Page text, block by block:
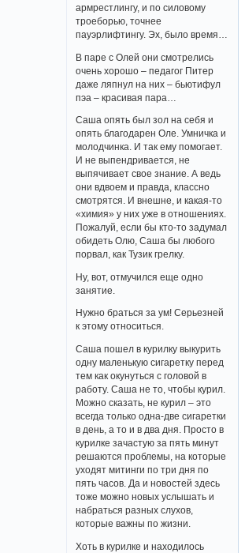
армрестлингу, и по силовому
троеборью, точнее
пауэрлифтингу. Эх, было время…
В паре с Олей они смотрелись
очень хорошо – педагог Питер
даже ляпнул на них – бьютифул
пэа – красивая пара…
Саша опять был зол на себя и
опять благодарен Оле. Умничка и
молодчинка. И так ему помогает.
И не выпендривается, не
выпячивает свое знание. А ведь
они вдвоем и правда, классно
смотрятся. И внешне, и какая-то
«химия» у них уже в отношениях.
Пожалуй, если бы кто-то задумал
обидеть Олю, Саша бы любого
порвал, как Тузик грелку.
Ну, вот, отмучился еще одно
занятие.
Нужно браться за ум! Серьезней
к этому относиться.
Саша пошел в курилку выкурить
одну маленькую сигаретку перед
тем как окунуться с головой в
работу. Саша не то, чтобы курил.
Можно сказать, не курил – это
всегда только одна-две сигаретки
в день, а то и в два дня. Просто в
курилке зачастую за пять минут
решаются проблемы, на которые
уходят митинги по три дня по
пять часов. Да и новостей здесь
тоже можно новых услышать и
набраться разных слухов,
которые важны по жизни.
Хоть в курилке и находилось